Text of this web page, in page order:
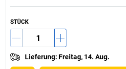
STÜCK
Lieferung: Freitag, 14. Aug.